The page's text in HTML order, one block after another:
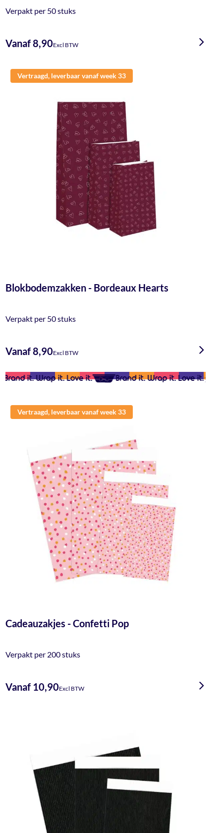
Verpakt per 50 stuks
Vanaf 8,90Excl BTW
Vertraagd, leverbaar vanaf week 33
Blokbodemzakken - Bordeaux Hearts
Verpakt per 50 stuks
Vanaf 8,90Excl BTW
Brand it. Wrap it. Love it. Brand it. Wrap it. Love it.
Vertraagd, leverbaar vanaf week 33
Cadeauzakjes - Confetti Pop
Verpakt per 200 stuks
Vanaf 10,90Excl BTW